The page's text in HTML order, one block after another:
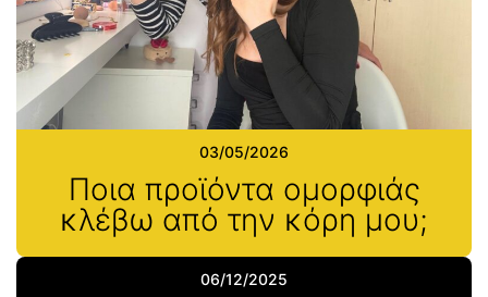
03/05/2026
Ποια προϊόντα ομορφιάς
κλέβω από την κόρη μου;
06/12/2025